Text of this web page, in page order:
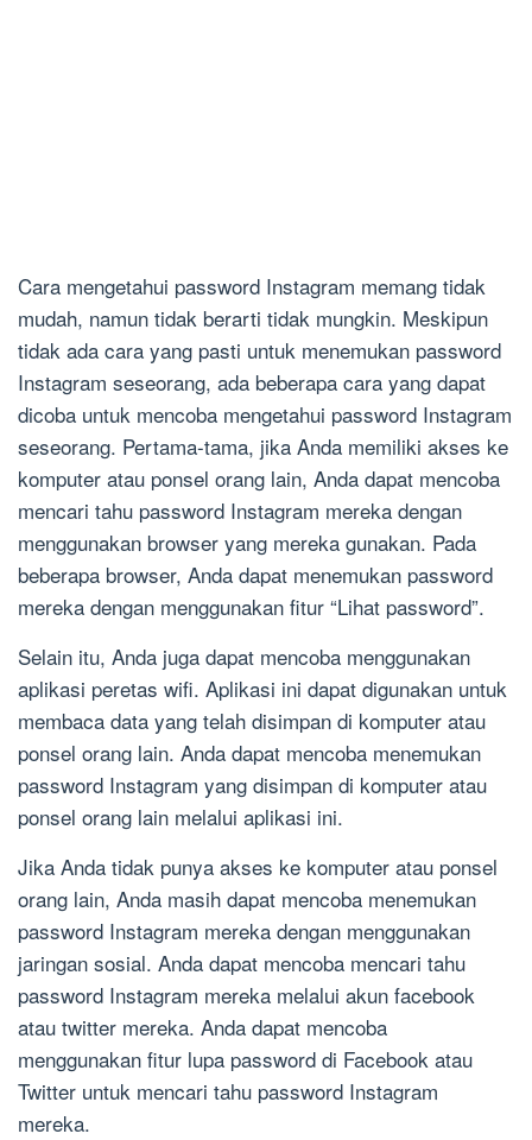
Cara mengetahui password Instagram memang tidak
mudah, namun tidak berarti tidak mungkin. Meskipun
tidak ada cara yang pasti untuk menemukan password
Instagram seseorang, ada beberapa cara yang dapat
dicoba untuk mencoba mengetahui password Instagram
seseorang. Pertama-tama, jika Anda memiliki akses ke
komputer atau ponsel orang lain, Anda dapat mencoba
mencari tahu password Instagram mereka dengan
menggunakan browser yang mereka gunakan. Pada
beberapa browser, Anda dapat menemukan password
mereka dengan menggunakan fitur “Lihat password”.
Selain itu, Anda juga dapat mencoba menggunakan
aplikasi peretas wifi. Aplikasi ini dapat digunakan untuk
membaca data yang telah disimpan di komputer atau
ponsel orang lain. Anda dapat mencoba menemukan
password Instagram yang disimpan di komputer atau
ponsel orang lain melalui aplikasi ini.
Jika Anda tidak punya akses ke komputer atau ponsel
orang lain, Anda masih dapat mencoba menemukan
password Instagram mereka dengan menggunakan
jaringan sosial. Anda dapat mencoba mencari tahu
password Instagram mereka melalui akun facebook
atau twitter mereka. Anda dapat mencoba
menggunakan fitur lupa password di Facebook atau
Twitter untuk mencari tahu password Instagram
mereka.